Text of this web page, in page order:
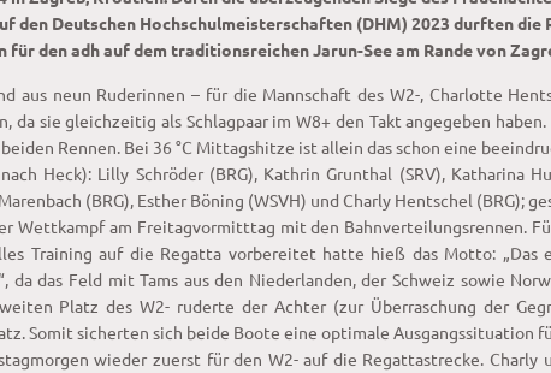
den Deutschen Hochschulmeisterschaften (DHM) 2023 durften
für den adh auf dem traditionsreichen Jarun-See am Rande von
aus neun Ruderinnen – für die Mannschaft des W2-, Charlotte
da sie gleichzeitig als Schlagpaar im W8+ den Takt angegeben
Rennen. Bei 36 °C Mittagshitze ist allein das schon eine
Heck): Lilly Schröder (BRG), Kathrin Grunthal (SRV), Katharina
(BRG), Esther Böning (WSVH) und Charly Hentschel (BRG);
Wettkampf am Freitagvormitttag mit den Bahnverteilungsrennen.
Training auf die Regatta vorbereitet hatte hieß das Motto: „Das
da das Feld mit Tams aus den Niederlanden, der Schweiz sowie
Platz des W2- ruderte der Achter (zur Überraschung der
Somit sicherten sich beide Boote eine optimale Ausgangssituation
wieder zuerst für den W2- auf die Regattastrecke. Charly